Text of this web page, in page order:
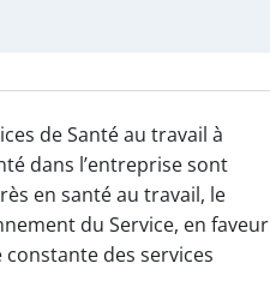
de Santé au travail à
dans l’entreprise sont
en santé au travail, le
du Service, en faveur
des services